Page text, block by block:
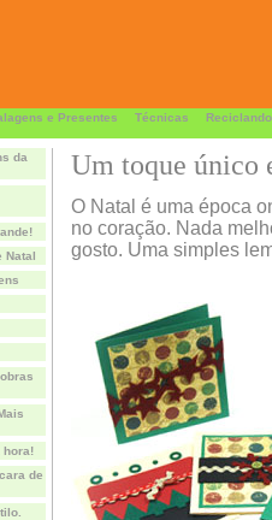
e Presentes Técnicas Reciclando
da
Natal
hora!
de
Um toque único
O Natal é uma época
no coração. Nada
gosto. Uma simples